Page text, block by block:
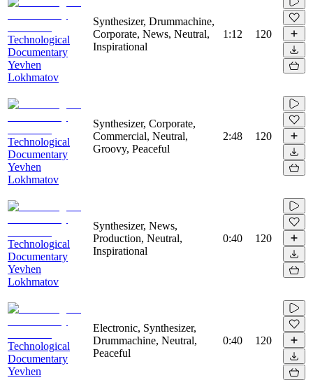
Technological
Documentary
Yevhen
Lokhmatov
Synthesizer, Drummachine,
Corporate, News, Neutral,
Inspirational
1:12 120
Technological
Documentary
Yevhen
Lokhmatov
Synthesizer, Corporate,
Commercial, Neutral,
Groovy, Peaceful
2:48 120
Technological
Documentary
Yevhen
Lokhmatov
Synthesizer, News,
Production, Neutral,
Inspirational
0:40 120
Technological
Documentary
Yevhen
Electronic, Synthesizer,
Drummachine, Neutral,
Peaceful
0:40 120